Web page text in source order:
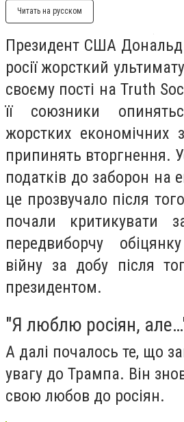
Читать на русском
Президент США
росії жорсткий
своєму пості на Truth
її союзники
жорстких економічних
припинять вторгнення.
податків до заборон на
це прозвучало після
почали критикувати
передвиборчу
війну за добу після
президентом.
"Я люблю росіян,
А далі почалось те, що
увагу до Трампа. Він
свою любов до росіян.